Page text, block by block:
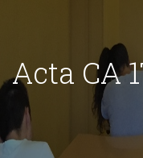
Acta CA